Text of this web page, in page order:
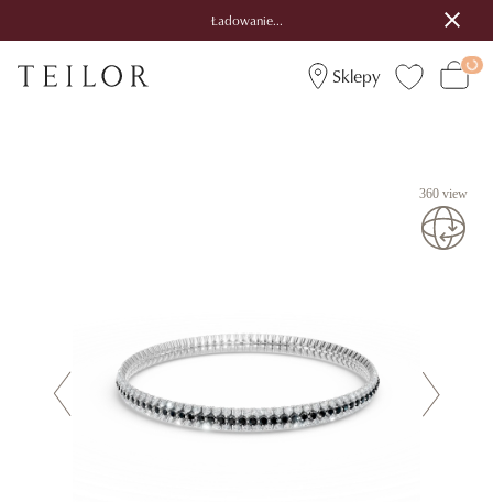
Ładowanie...
Sklepy
360 view